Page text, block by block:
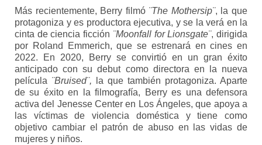
Más recientemente, Berry filmó ¨The Mothersip¨, la que
protagoniza y es productora ejecutiva, y se la verá en la
cinta de ciencia ficción ¨Moonfall for Lionsgate¨, dirigida
por Roland Emmerich, que se estrenará en cines en
2022. En 2020, Berry se convirtió en un gran éxito
anticipado con su debut como directora en la nueva
película ¨Bruised¨,
la que también protagoniza. Aparte
de su éxito en la filmografía, Berry es una defensora
activa del Jenesse Center en Los Ángeles, que apoya a
las víctimas de violencia doméstica y tiene como
objetivo cambiar el patrón de abuso en las vidas de
mujeres y niños.